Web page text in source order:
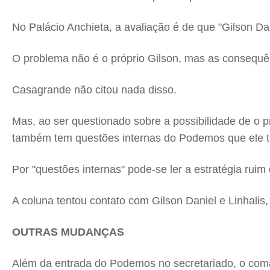
No Palácio Anchieta, a avaliação é de que "Gilson
O problema não é o próprio Gilson, mas as
Casagrande não citou nada disso.
Mas, ao ser questionado sobre a possibilidade de o
também tem questões internas do Podemos que ele
Por "questões internas" pode-se ler a estratégia
A coluna tentou contato com Gilson Daniel e
OUTRAS MUDANÇAS
Além da entrada do Podemos no secretariado, o